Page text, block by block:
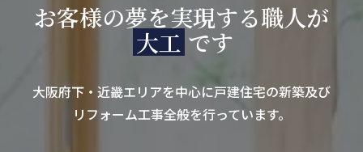
お客様の夢を実現する職人が
大工 です
大阪府下・近畿エリアを中心に戸建住宅の新築及び
リフォーム工事全般を行っています。